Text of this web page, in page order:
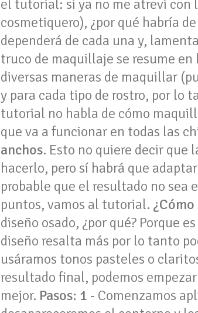
el tutorial: si ya no me atreví con
cosmetiquero), ¿por qué habría
dependerá de cada una y,
truco de maquillaje se resume
diversas maneras de maquillar
y para cada tipo de rostro, por lo
tutorial no habla de cómo
que va a funcionar en todas las
anchos. Esto no quiere decir que
hacerlo, pero sí habrá que
probable que el resultado no sea
puntos, vamos al tutorial.
diseño osado, ¿por qué? Porque
diseño resalta más por lo tanto
usáramos tonos pasteles o
resultado final, podemos
mejor. Pasos: 1 - Comenzamos